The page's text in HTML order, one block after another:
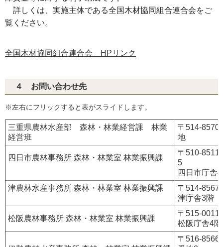
詳しくは、実施主体である全国木材協同組合連合会をご
覧ください。
全国木材協同組合連合会 HPリンク
４ お問い合わせ先
※左右にフリックすると表がスライドします。
三重県農林水産部 森林・林業経営課 林業
経営班
〒514-
地
四日市農林事務所 森林・林業室 林業振興課
〒510-8511
5
四日市庁舎
津農林水産事務所 森林・林業室 林業振興課
〒514-8567
津庁舎3階
松阪農林事務所 森林・林業室 林業振興課
〒515-0011
松阪庁舎4階
〒516-8566